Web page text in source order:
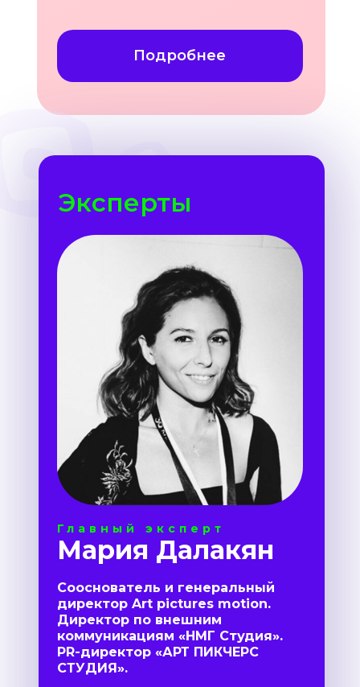
Подробнее
Главный эксперт
Мария Далакян
Сооснователь и генеральный
директор Art pictures motion.
Директор по внешним
коммуникациям «НМГ Студия».
PR-директор «АРТ ПИКЧЕРС
СТУДИЯ».
Эксперты